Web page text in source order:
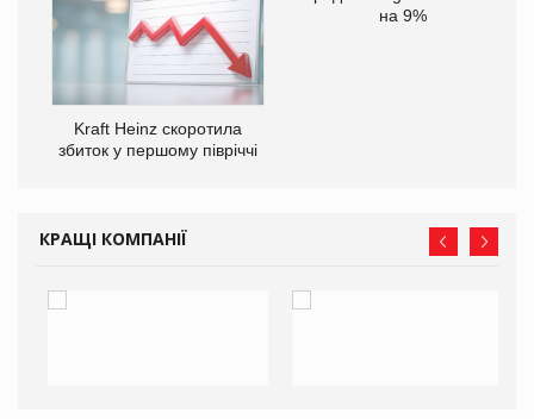
Kraft Heinz скоротила
збиток у першому півріччі
на 9%
КРАЩІ КОМПАНІЇ